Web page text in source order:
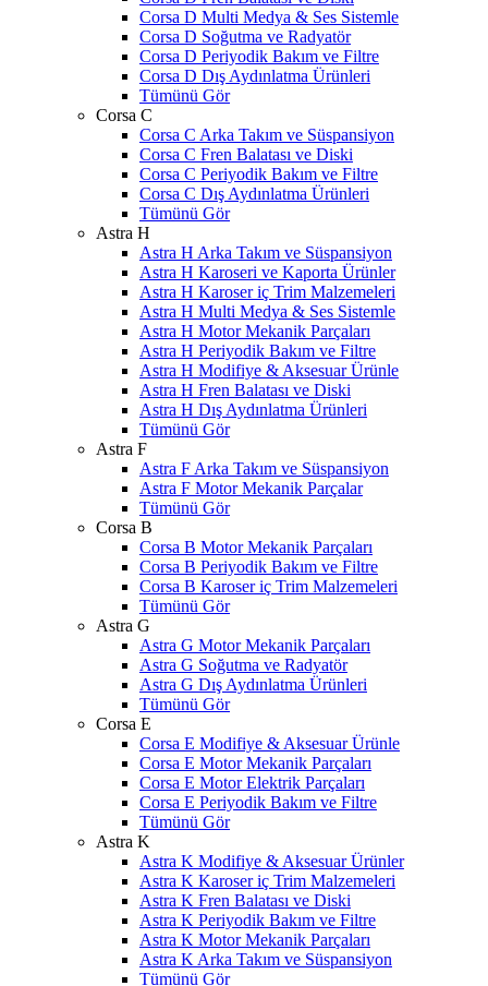
Corsa D Multi Medya & Ses Sistemle
Corsa D Soğutma ve Radyatör
Corsa D Periyodik Bakım ve Filtre
Corsa D Dış Aydınlatma Ürünleri
Tümünü Gör
Corsa C
Corsa C Arka Takım ve Süspansiyon
Corsa C Fren Balatası ve Diski
Corsa C Periyodik Bakım ve Filtre
Corsa C Dış Aydınlatma Ürünleri
Tümünü Gör
Astra H
Astra H Arka Takım ve Süspansiyon
Astra H Karoseri ve Kaporta Ürünler
Astra H Karoser iç Trim Malzemeleri
Astra H Multi Medya & Ses Sistemle
Astra H Motor Mekanik Parçaları
Astra H Periyodik Bakım ve Filtre
Astra H Modifiye & Aksesuar Ürünle
Astra H Fren Balatası ve Diski
Astra H Dış Aydınlatma Ürünleri
Tümünü Gör
Astra F
Astra F Arka Takım ve Süspansiyon
Astra F Motor Mekanik Parçalar
Tümünü Gör
Corsa B
Corsa B Motor Mekanik Parçaları
Corsa B Periyodik Bakım ve Filtre
Corsa B Karoser iç Trim Malzemeleri
Tümünü Gör
Astra G
Astra G Motor Mekanik Parçaları
Astra G Soğutma ve Radyatör
Astra G Dış Aydınlatma Ürünleri
Tümünü Gör
Corsa E
Corsa E Modifiye & Aksesuar Ürünle
Corsa E Motor Mekanik Parçaları
Corsa E Motor Elektrik Parçaları
Corsa E Periyodik Bakım ve Filtre
Tümünü Gör
Astra K
Astra K Modifiye & Aksesuar Ürünler
Astra K Karoser iç Trim Malzemeleri
Astra K Fren Balatası ve Diski
Astra K Periyodik Bakım ve Filtre
Astra K Motor Mekanik Parçaları
Astra K Arka Takım ve Süspansiyon
Tümünü Gör